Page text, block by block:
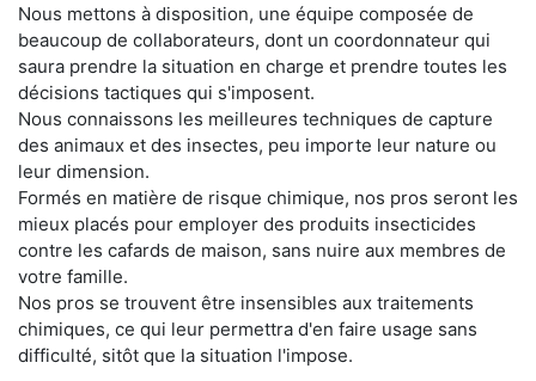
Nous mettons à disposition, une équipe composée de
beaucoup de collaborateurs, dont un coordonnateur qui
saura prendre la situation en charge et prendre toutes les
décisions tactiques qui s'imposent.
Nous connaissons les meilleures techniques de capture
des animaux et des insectes, peu importe leur nature ou
leur dimension.
Formés en matière de risque chimique, nos pros seront les
mieux placés pour employer des produits insecticides
contre les cafards de maison, sans nuire aux membres de
votre famille.
Nos pros se trouvent être insensibles aux traitements
chimiques, ce qui leur permettra d'en faire usage sans
difficulté, sitôt que la situation l'impose.